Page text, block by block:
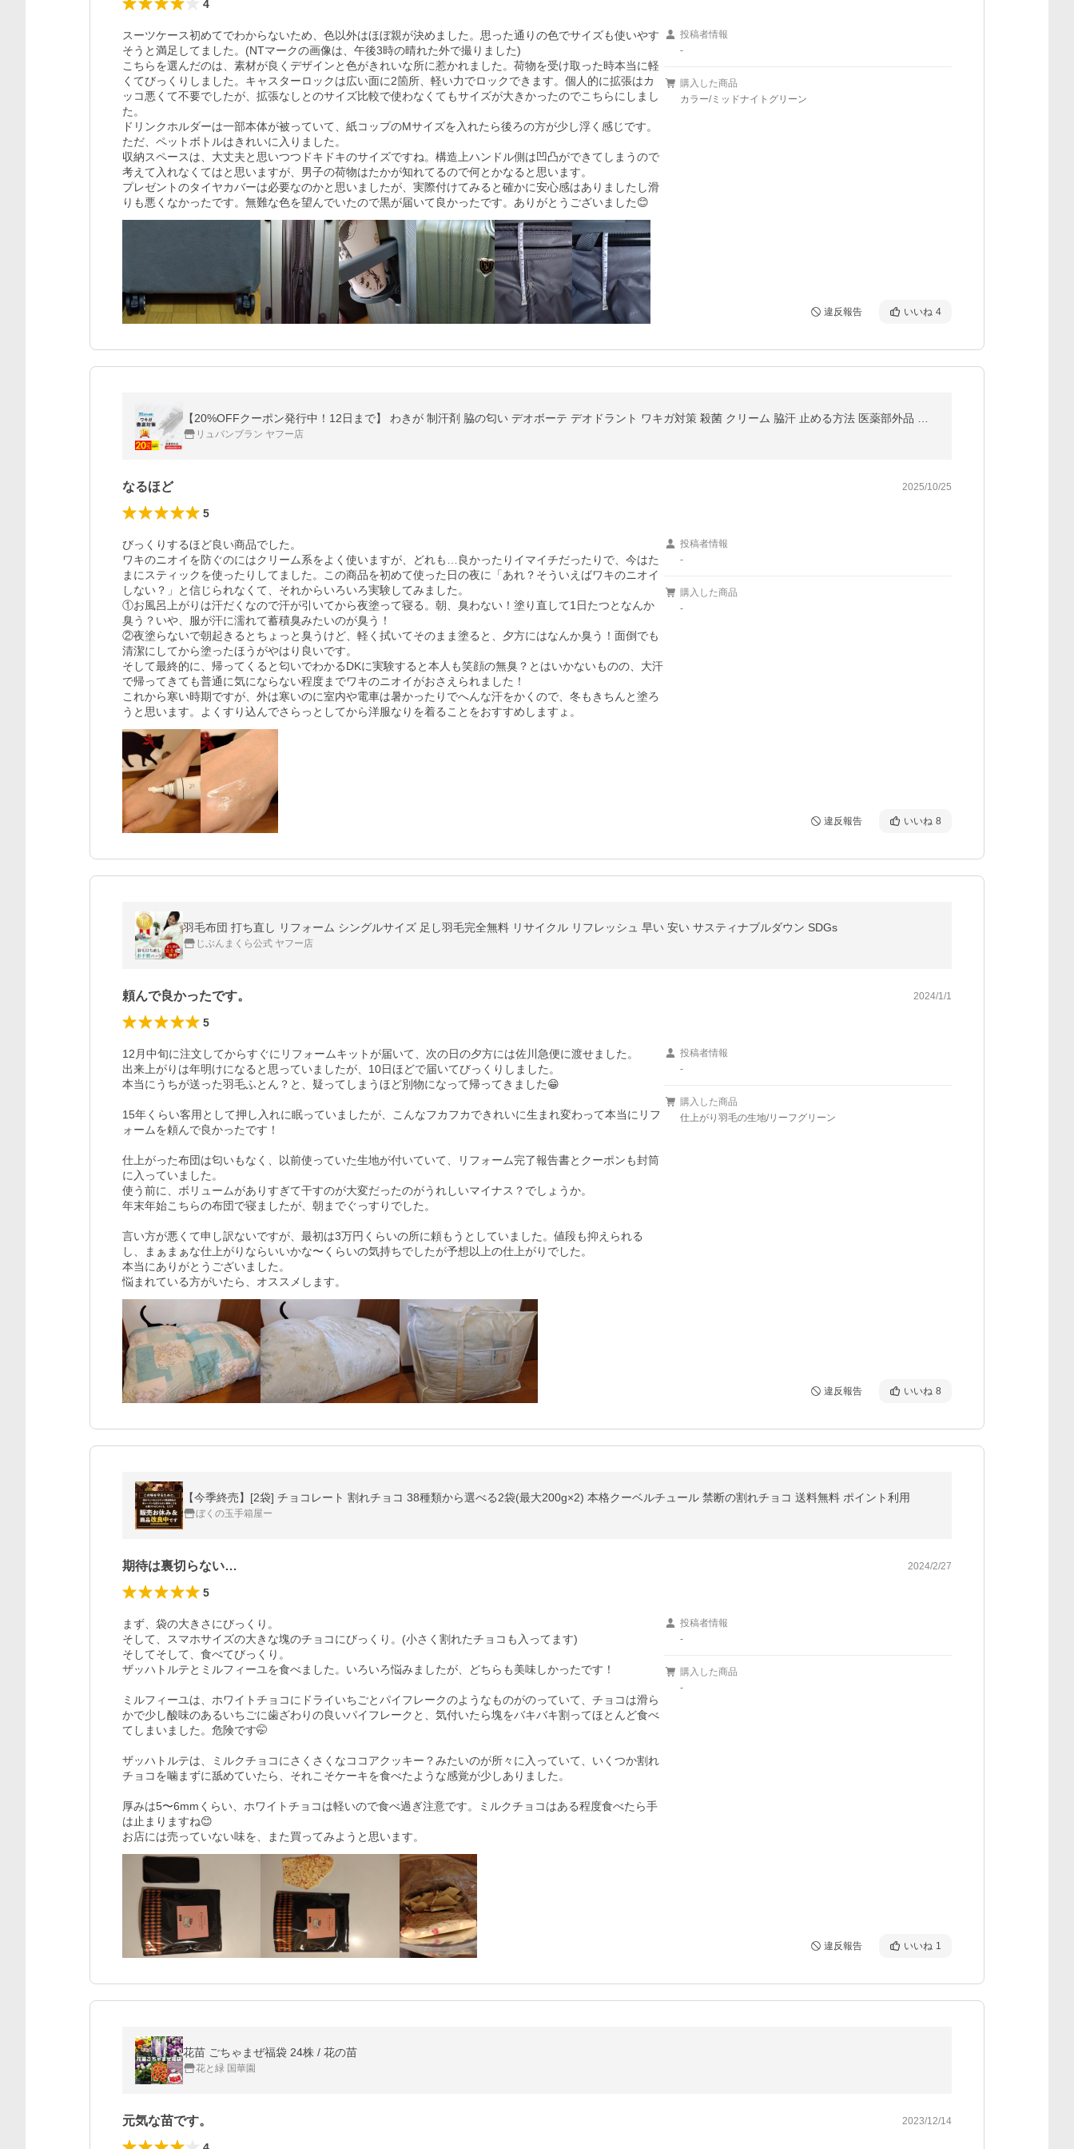
4
スーツケース初めてでわからないため、色以外はほぼ親が決めました。思った通りの色でサイズも使いやす
そうと満足してました。(NTマークの画像は、午後3時の晴れた外で撮りました)
こちらを選んだのは、素材が良くデザインと色がきれいな所に惹かれました。荷物を受け取った時本当に軽
くてびっくりしました。キャスターロックは広い面に2箇所、軽い力でロックできます。個人的に拡張はカ
ッコ悪くて不要でしたが、拡張なしとのサイズ比較で使わなくてもサイズが大きかったのでこちらにしまし
た。
ドリンクホルダーは一部本体が被っていて、紙コップのМサイズを入れたら後ろの方が少し浮く感じです。
ただ、ペットボトルはきれいに入りました。
収納スペースは、大丈夫と思いつつドキドキのサイズですね。構造上ハンドル側は凹凸ができてしまうので
考えて入れなくてはと思いますが、男子の荷物はたかが知れてるので何とかなると思います。
プレゼントのタイヤカバーは必要なのかと思いましたが、実際付けてみると確かに安心感はありましたし滑
りも悪くなかったです。無難な色を望んでいたので黒が届いて良かったです。ありがとうございました😊
投稿者情報
-
購入した商品
カラー/ミッドナイトグリーン
違反報告 いいね 4
リュバンブラン ヤフー店
なるほど 2025/10/25
5
びっくりするほど良い商品でした。
ワキのニオイを防ぐのにはクリーム系をよく使いますが、どれも…良かったりイマイチだったりで、今はた
まにスティックを使ったりしてました。この商品を初めて使った日の夜に「あれ？そういえばワキのニオイ
しない？」と信じられなくて、それからいろいろ実験してみました。
①お風呂上がりは汗だくなので汗が引いてから夜塗って寝る。朝、臭わない！塗り直して1日たつとなんか
臭う？いや、服が汗に濡れて蓄積臭みたいのが臭う！
②夜塗らないで朝起きるとちょっと臭うけど、軽く拭いてそのまま塗ると、夕方にはなんか臭う！面倒でも
清潔にしてから塗ったほうがやはり良いです。
そして最終的に、帰ってくると匂いでわかるDKに実験すると本人も笑顔の無臭？とはいかないものの、大汗
で帰ってきても普通に気にならない程度までワキのニオイがおさえられました！
これから寒い時期ですが、外は寒いのに室内や電車は暑かったりでへんな汗をかくので、冬もきちんと塗ろ
うと思います。よくすり込んでさらっとしてから洋服なりを着ることをおすすめしますょ。
投稿者情報
-
購入した商品
-
違反報告 いいね 8
羽毛布団 打ち直し リフォーム シングルサイズ 足し羽毛完全無料 リサイクル リフレッシュ 早い 安い サスティナブルダウン SDGs
じぶんまくら公式 ヤフー店
頼んで良かったです。 2024/1/1
5
12月中旬に注文してからすぐにリフォームキットが届いて、次の日の夕方には佐川急便に渡せました。
出来上がりは年明けになると思っていましたが、10日ほどで届いてびっくりしました。
本当にうちが送った羽毛ふとん？と、疑ってしまうほど別物になって帰ってきました😁
15年くらい客用として押し入れに眠っていましたが、こんなフカフカできれいに生まれ変わって本当にリフ
ォームを頼んで良かったです！
仕上がった布団は匂いもなく、以前使っていた生地が付いていて、リフォーム完了報告書とクーポンも封筒
に入っていました。
使う前に、ボリュームがありすぎて干すのが大変だったのがうれしいマイナス？でしょうか。
年末年始こちらの布団で寝ましたが、朝までぐっすりでした。
言い方が悪くて申し訳ないですが、最初は3万円くらいの所に頼もうとしていました。値段も抑えられる
し、まぁまぁな仕上がりならいいかな〜くらいの気持ちでしたが予想以上の仕上がりでした。
本当にありがとうございました。
悩まれている方がいたら、オススメします。
投稿者情報
-
購入した商品
仕上がり羽毛の生地/リーフグリーン
違反報告 いいね 8
【今季終売】[2袋] チョコレート 割れチョコ 38種類から選べる2袋(最大200g×2) 本格クーベルチュール 禁断の割れチョコ 送料無料 ポイント利用
ぼくの玉手箱屋ー
期待は裏切らない… 2024/2/27
5
まず、袋の大きさにびっくり。
そして、スマホサイズの大きな塊のチョコにびっくり。(小さく割れたチョコも入ってます)
そしてそして、食べてびっくり。
ザッハトルテとミルフィーユを食べました。いろいろ悩みましたが、どちらも美味しかったです！
ミルフィーユは、ホワイトチョコにドライいちごとパイフレークのようなものがのっていて、チョコは滑ら
かで少し酸味のあるいちごに歯ざわりの良いパイフレークと、気付いたら塊をバキバキ割ってほとんど食べ
てしまいました。危険です🤭
ザッハトルテは、ミルクチョコにさくさくなココアクッキー？みたいのが所々に入っていて、いくつか割れ
チョコを噛まずに舐めていたら、それこそケーキを食べたような感覚が少しありました。
厚みは5〜6mmくらい、ホワイトチョコは軽いので食べ過ぎ注意です。ミルクチョコはある程度食べたら手
は止まりますね😊
お店には売っていない味を、また買ってみようと思います。
投稿者情報
-
購入した商品
-
違反報告 いいね 1
花苗 ごちゃまぜ福袋 24株 / 花の苗
花と緑 国華園
元気な苗です。 2023/12/14